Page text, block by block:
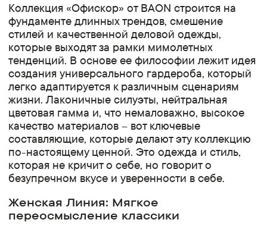
Коллекция «Офискор» от BAON строится на
фундаменте длинных трендов, смешение
стилей и качественной деловой одежды,
которые выходят за рамки мимолетных
тенденций. В основе ее философии лежит идея
создания универсального гардероба, который
легко адаптируется к различным сценариям
жизни. Лаконичные силуэты, нейтральная
цветовая гамма и, что немаловажно, высокое
качество материалов – вот ключевые
составляющие, которые делают эту коллекцию
по-настоящему ценной. Это одежда и стиль,
которая не кричит о себе, но говорит о
безупречном вкусе и уверенности в себе.
Женская Линия: Мягкое
переосмысление классики